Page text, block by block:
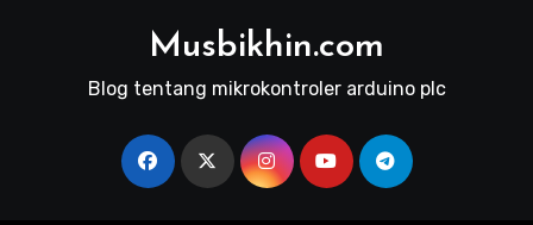
Musbikhin.com
Blog tentang mikrokontroler arduino plc